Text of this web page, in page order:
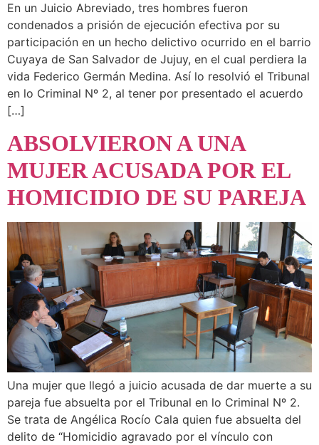
En un Juicio Abreviado, tres hombres fueron
condenados a prisión de ejecución efectiva por su
participación en un hecho delictivo ocurrido en el barrio
Cuyaya de San Salvador de Jujuy, en el cual perdiera la
vida Federico Germán Medina. Así lo resolvió el Tribunal
en lo Criminal Nº 2, al tener por presentado el acuerdo
[…]
ABSOLVIERON A UNA
MUJER ACUSADA POR EL
HOMICIDIO DE SU PAREJA
Una mujer que llegó a juicio acusada de dar muerte a su
pareja fue absuelta por el Tribunal en lo Criminal Nº 2.
Se trata de Angélica Rocío Cala quien fue absuelta del
delito de “Homicidio agravado por el vínculo con